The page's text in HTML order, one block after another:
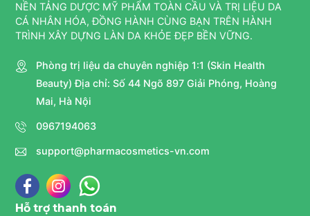
NỀN TẢNG DƯỢC MỸ PHẨM TOÀN CẦU VÀ TRỊ LIỆU DA
CÁ NHÂN HÓA, ĐỒNG HÀNH CÙNG BẠN TRÊN HÀNH
TRÌNH XÂY DỰNG LÀN DA KHỎE ĐẸP BỀN VỮNG.
Phòng trị liệu da chuyên nghiệp 1:1 (Skin Health
Beauty) Địa chỉ: Số 44 Ngõ 897 Giải Phóng, Hoàng
Mai, Hà Nội
0967194063
support@pharmacosmetics-vn.com
Hỗ trợ thanh toán